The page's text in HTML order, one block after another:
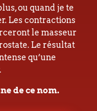
ou quand je te
Les contractions
le masseur
Le résultat
qu’une
de ce nom.